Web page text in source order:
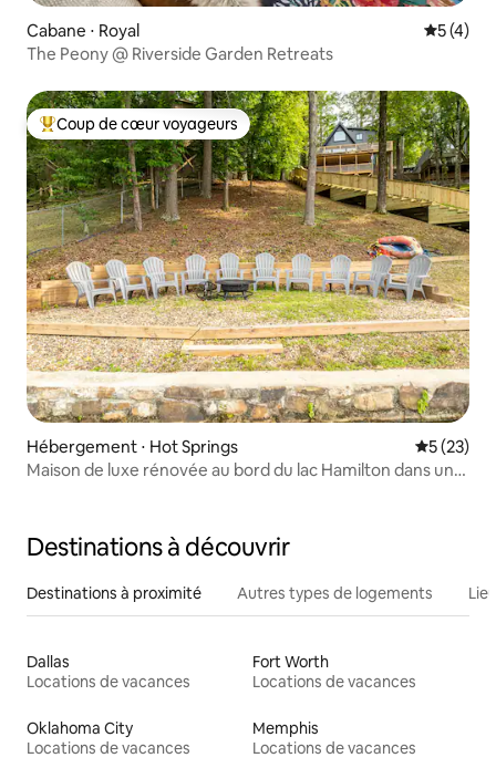
Cabane ⋅ Royal
5 (4)
The Peony @ Riverside Garden Retreats
Coups de cœur voyageurs les plus appréciés
Coup de cœur voyageurs
Hébergement ⋅ Hot Springs
5 (23)
Maison de luxe rénovée au bord du lac Hamilton dans une
Destinations à découvrir
Destinations à proximité Autres types de logements
Dallas
Locations de vacances
Fort Worth
Locations de vacances
Oklahoma City
Locations de vacances
Memphis
Locations de vacances